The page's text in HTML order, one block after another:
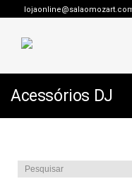
Acessórios DJ